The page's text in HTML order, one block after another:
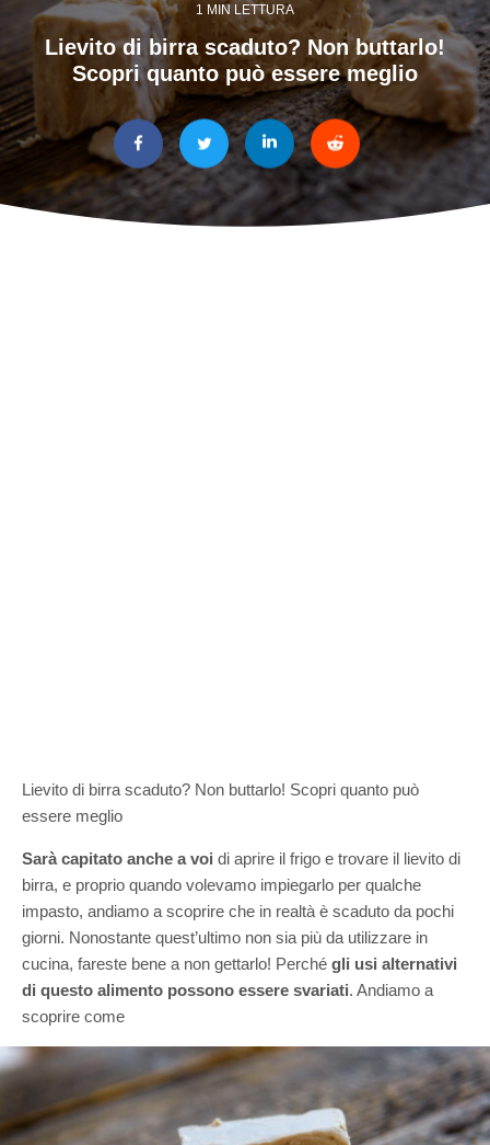
1 MIN LETTURA
Lievito di birra scaduto? Non buttarlo!
Scopri quanto può essere meglio
Lievito di birra scaduto? Non buttarlo! Scopri quanto può
essere meglio
Sarà capitato anche a voi di aprire il frigo e trovare il lievito di
birra, e proprio quando volevamo impiegarlo per qualche
impasto, andiamo a scoprire che in realtà è scaduto da pochi
giorni. Nonostante quest’ultimo non sia più da utilizzare in
cucina, fareste bene a non gettarlo! Perché gli usi alternativi
di questo alimento possono essere svariati. Andiamo a
scoprire come